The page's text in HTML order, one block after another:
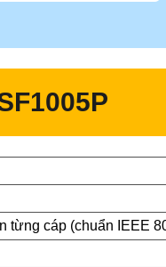
từng cáp (chuẩn IEEE